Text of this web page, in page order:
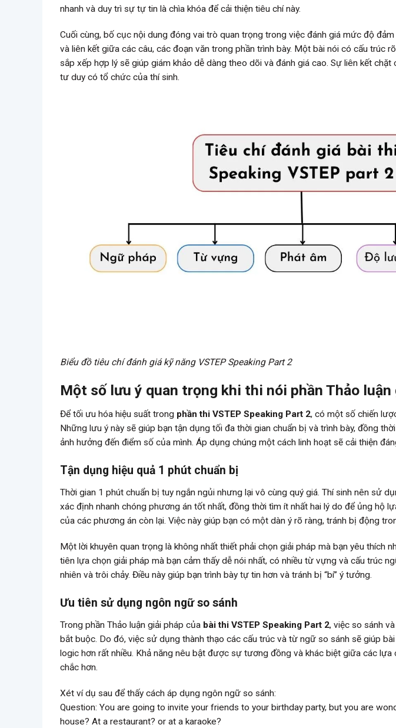
nhanh và duy trì sự tự tin là chìa khóa để cải thiện tiêu chí này.
Cuối cùng, bố cục nội dung đóng vai trò quan trọng trong việc đánh giá mức độ
và liên kết giữa các câu, các đoạn văn trong phần trình bày. Một bài nói có cấu trúc
sắp xếp hợp lý sẽ giúp giám khảo dễ dàng theo dõi và đánh giá cao. Sự liên kết
tư duy có tổ chức của thí sinh.
Biểu đồ tiêu chí đánh giá kỹ năng VSTEP Speaking Part 2
Một số lưu ý quan trọng khi thi nói phần Thảo luận
Để tối ưu hóa hiệu suất trong phần thi VSTEP Speaking Part 2, có một số chiến
Những lưu ý này sẽ giúp bạn tận dụng tối đa thời gian chuẩn bị và trình bày, đồng
ảnh hưởng đến điểm số của mình. Áp dụng chúng một cách linh hoạt sẽ cải thiện
Tận dụng hiệu quả 1 phút chuẩn bị
Thời gian 1 phút chuẩn bị tuy ngắn ngủi nhưng lại vô cùng quý giá. Thí sinh nên sử
xác định nhanh chóng phương án tốt nhất, đồng thời tìm ít nhất hai lý do để ủng hộ
của các phương án còn lại. Việc này giúp bạn có một dàn ý rõ ràng, tránh bị động
Một lời khuyên quan trọng là không nhất thiết phải chọn giải pháp mà bạn yêu thích
tiên lựa chọn giải pháp mà bạn cảm thấy dễ nói nhất, có nhiều từ vựng và cấu trúc
nhiên và trôi chảy. Điều này giúp bạn trình bày tự tin hơn và tránh bị “bí” ý tưởng.
Ưu tiên sử dụng ngôn ngữ so sánh
Trong phần Thảo luận giải pháp của bài thi VSTEP Speaking Part 2, việc so sánh
bắt buộc. Do đó, việc sử dụng thành thạo các cấu trúc và từ ngữ so sánh sẽ giúp
logic hơn rất nhiều. Khả năng nêu bật được sự tương đồng và khác biệt giữa các
chắc hơn.
Xét ví dụ sau để thấy cách áp dụng ngôn ngữ so sánh:
Question: You are going to invite your friends to your birthday party, but you are
house? At a restaurant? or at a karaoke?